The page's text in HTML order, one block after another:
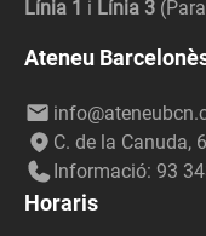
Línia 1 i Línia 3
Ateneu
C. de la Canuda,
Informació: 93
Horaris